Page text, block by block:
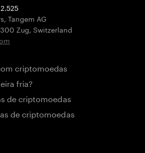
Tangem AG
Zug, Switzerland
criptomoedas
fria?
de criptomoedas
de criptomoedas